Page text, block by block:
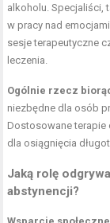
alkoholu. Specjaliści,
w pracy nad
sesje terapeutyczne
leczenia.
Ogólnie rzecz
niezbędne dla osób
Dostosowane
dla osiągnięcia
Jaką rolę
abstynencji?